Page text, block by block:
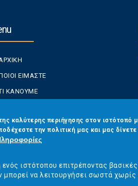
ΕΙΜΑΣΤΕ
ΚΑΝΟΥΜΕ
ΔΡΑΣΕΙΣ ΜΑΣ
καλύτερης περιήγησης στον ιστότοπό
την πολιτική μας και μας δίνετε
ιστότοπου επιτρέποντας
να λειτουργήσει σωστά χωρίς